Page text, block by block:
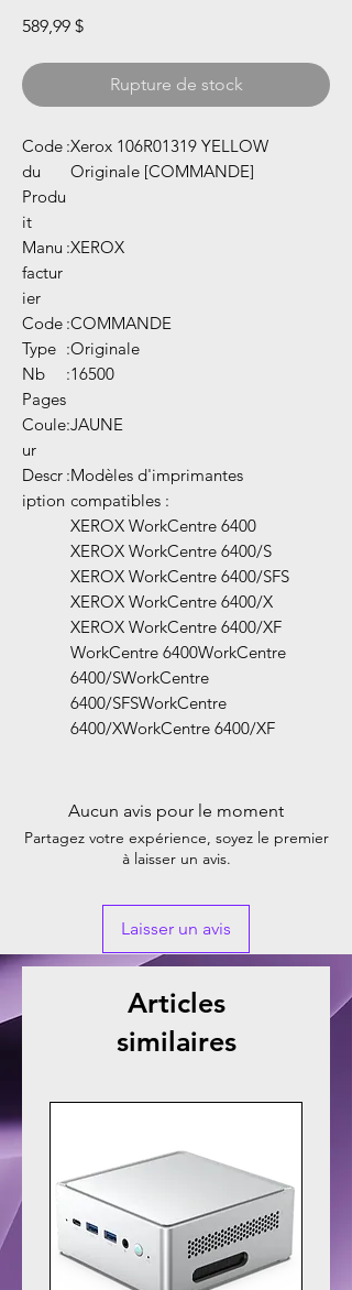
589,99 $Prix
Rupture de stock
Code
du
Produ
it
:Xerox 106R01319 YELLOW
Originale [COMMANDE]
Manu
factur
ier
:XEROX
Code :COMMANDE
Type :Originale
Nb
Pages
:16500
Coule
ur
:JAUNE
Descr
iption
:Modèles d'imprimantes
compatibles :
XEROX WorkCentre 6400
XEROX WorkCentre 6400/S
XEROX WorkCentre 6400/SFS
XEROX WorkCentre 6400/X
XEROX WorkCentre 6400/XF
WorkCentre 6400WorkCentre
6400/SWorkCentre
6400/SFSWorkCentre
6400/XWorkCentre 6400/XF
Aucun avis pour le moment
Partagez votre expérience, soyez le premier
à laisser un avis.
Laisser un avis
Articles
similaires